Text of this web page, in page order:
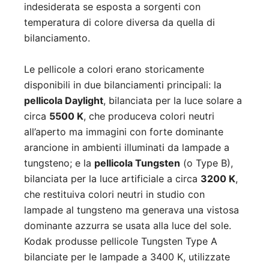
indesiderata se esposta a sorgenti con
temperatura di colore diversa da quella di
bilanciamento.
Le pellicole a colori erano storicamente
disponibili in due bilanciamenti principali: la
pellicola Daylight, bilanciata per la luce solare a
circa 5500 K, che produceva colori neutri
all’aperto ma immagini con forte dominante
arancione in ambienti illuminati da lampade a
tungsteno; e la pellicola Tungsten (o Type B),
bilanciata per la luce artificiale a circa 3200 K,
che restituiva colori neutri in studio con
lampade al tungsteno ma generava una vistosa
dominante azzurra se usata alla luce del sole.
Kodak produsse pellicole Tungsten Type A
bilanciate per le lampade a 3400 K, utilizzate